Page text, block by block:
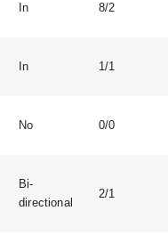
In 8/2
In 1/1
No 0/0
Bi-
directional
2/1